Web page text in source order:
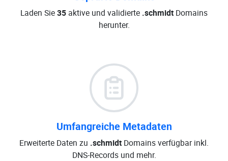
Laden Sie35 aktive und validierte .schmidt Domains
herunter.
Umfangreiche Metadaten
Erweiterte Daten zu .schmidt Domains verfügbar inkl.
DNS-Records und mehr.